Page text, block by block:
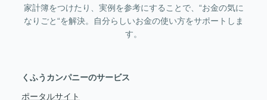
家計簿をつけたり、実例を参考にすることで、“お金の気に
なりごと“を解決。自分らしいお金の使い方をサポートしま
す。
くふうカンパニーのサービス
ポータルサイト